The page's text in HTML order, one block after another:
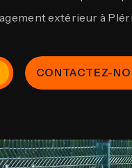
extérieur à
CONTACTEZ-